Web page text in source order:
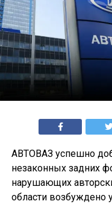
АВТОВАЗ успешно
незаконных задних
нарушающих
области возбуждено